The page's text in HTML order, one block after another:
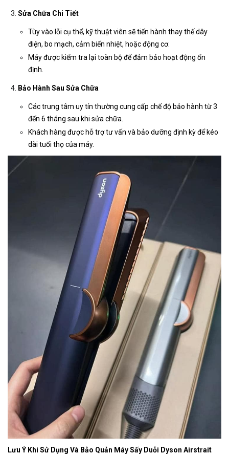
Sửa Chữa Chi Tiết
Tùy vào lỗi cụ thể, kỹ thuật viên sẽ tiến hành thay thế dây
điện, bo mạch, cảm biến nhiệt, hoặc động cơ.
Máy được kiểm tra lại toàn bộ để đảm bảo hoạt động ổn
định.
Bảo Hành Sau Sửa Chữa
Các trung tâm uy tín thường cung cấp chế độ bảo hành từ 3
đến 6 tháng sau khi sửa chữa.
Khách hàng được hỗ trợ tư vấn và bảo dưỡng định kỳ để kéo
dài tuổi thọ của máy.
Lưu Ý Khi Sử Dụng Và Bảo Quản Máy Sấy Duỗi Dyson Airstrait